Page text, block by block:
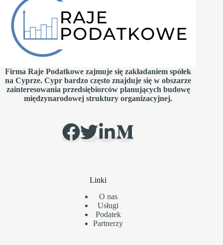
Firma Raje Podatkowe zajmuje się zakładaniem spółek
na Cyprze. Cypr bardzo często znajduje się w obszarze
zainteresowania przedsiębiorców planujących budowę
międzynarodowej struktury organizacyjnej.
Linki
O nas
Usługi
Podatek
Partnerzy